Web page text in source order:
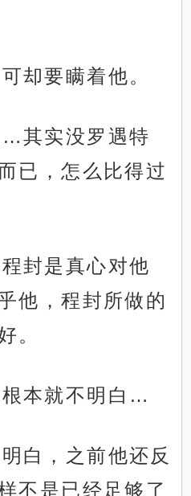
却要瞒着他。
其实没罗遇特
已，怎么比得过
封是真心对他
他，程封所做的
。
本就不明白…
白，之前他还反
不是已经足够了